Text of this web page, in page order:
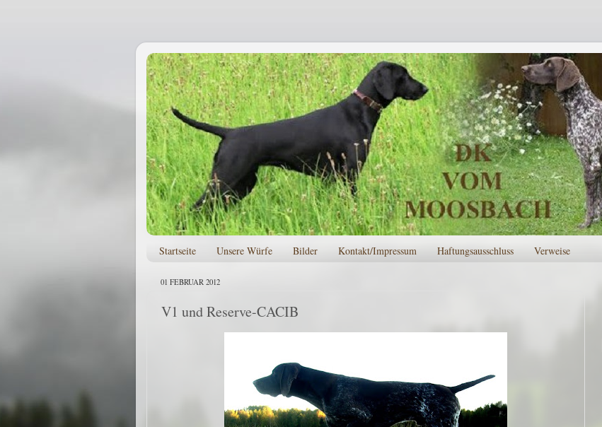
Startseite Unsere Würfe Bilder Kontakt/Impressum Haftungsausschluss Verweise
01 FEBRUAR 2012
V1 und Reserve-CACIB